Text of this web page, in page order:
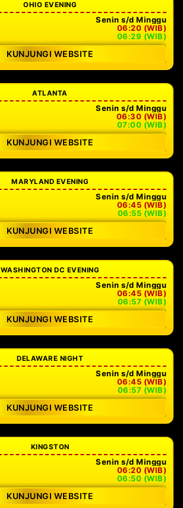
OHIO EVENING
Senin s/d Minggu
06:20 (WIB)
06:29 (WIB)
KUNJUNGI WEBSITE
ATLANTA
Senin s/d Minggu
06:30 (WIB)
07:00 (WIB)
KUNJUNGI WEBSITE
MARYLAND EVENING
Senin s/d Minggu
06:45 (WIB)
06:55 (WIB)
KUNJUNGI WEBSITE
WASHINGTON DC EVENING
Senin s/d Minggu
06:45 (WIB)
06:57 (WIB)
KUNJUNGI WEBSITE
DELAWARE NIGHT
Senin s/d Minggu
06:45 (WIB)
06:57 (WIB)
KUNJUNGI WEBSITE
KINGSTON
Senin s/d Minggu
06:20 (WIB)
06:50 (WIB)
KUNJUNGI WEBSITE